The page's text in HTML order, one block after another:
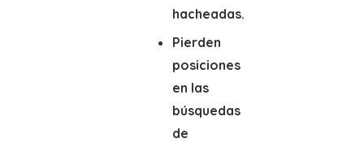
hacheadas.
Pierden
posiciones
en las
búsquedas
de